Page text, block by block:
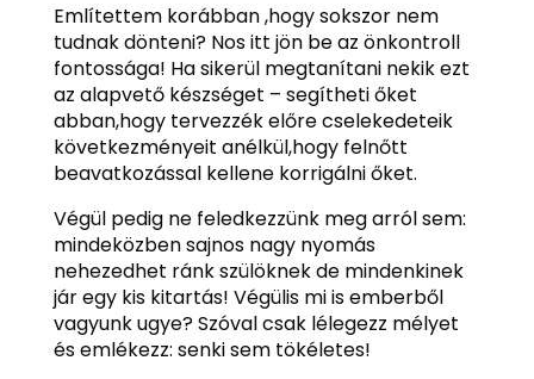
Említettem korábban ,hogy sokszor nem
tudnak dönteni? Nos itt jön be az önkontroll
fontossága! Ha sikerül megtanítani nekik ezt
az alapvető készséget – segítheti őket
abban,hogy tervezzék előre cselekedeteik
következményeit anélkül,hogy felnőtt
beavatkozással kellene korrigálni őket.
Végül pedig ne feledkezzünk meg arról sem:
mindeközben sajnos nagy nyomás
nehezedhet ránk szülöknek de mindenkinek
jár egy kis kitartás! Végülis mi is emberből
vagyunk ugye? Szóval csak lélegezz mélyet
és emlékezz: senki sem tökéletes!